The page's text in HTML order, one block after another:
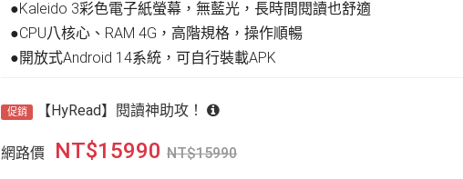
●Kaleido 3彩色電子紙螢幕，無藍光，長時間閱讀也舒適
●CPU八核心、RAM 4G，高階規格，操作順暢
●開放式Android 14系統，可自行裝載APK
促銷 【HyRead】閱讀神助攻！
網路價 NT$15990 NT$15990